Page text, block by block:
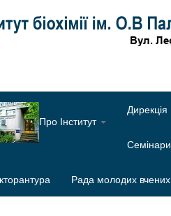
Про Інститут
Дирекція
Семінари
Рада молодих вчених